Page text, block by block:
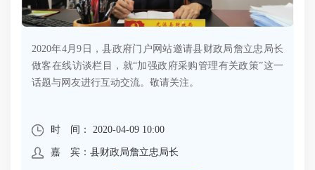
2020年4月9日，县政府门户网站邀请县财政局詹立忠局长
做客在线访谈栏目，就“加强政府采购管理有关政策”这一
话题与网友进行互动交流。敬请关注。
时 间： 2020-04-09 10:00
嘉 宾：县财政局詹立忠局长